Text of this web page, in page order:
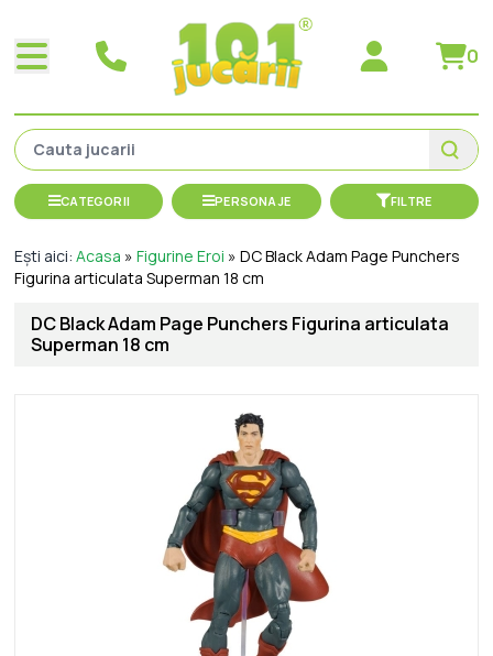
0
CATEGORII PERSONAJE FILTRE
Ești aici:Acasa »Figurine Eroi »DC Black Adam Page Punchers
Figurina articulata Superman 18 cm
DC Black Adam Page Punchers Figurina articulata
Superman 18 cm